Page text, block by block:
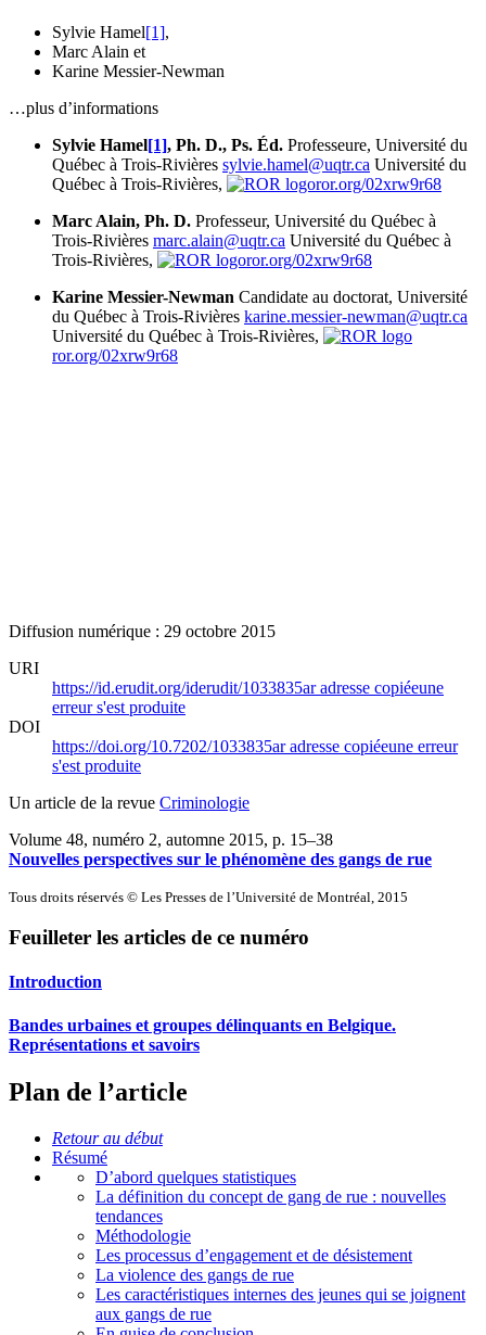
Sylvie Hamel[1],
Marc Alain et
Karine Messier-Newman
…plus d’informations
Sylvie Hamel[1], Ph. D., Ps. Éd. Professeure, Université du
Québec à Trois-Rivières sylvie.hamel@uqtr.ca Université du
Québec à Trois-Rivières,
ror.org/02xrw9r68
Marc Alain, Ph. D. Professeur, Université du Québec à
Trois-Rivières marc.alain@uqtr.ca Université du Québec à
Trois-Rivières,
ror.org/02xrw9r68
Karine Messier-Newman Candidate au doctorat, Université
du Québec à Trois-Rivières karine.messier-newman@uqtr.ca
Université du Québec à Trois-Rivières,
ror.org/02xrw9r68
Diffusion numérique : 29 octobre 2015
URI
https://id.erudit.org/iderudit/1033835aradresse copiéeune
erreur s'est produite
DOI
https://doi.org/10.7202/1033835aradresse copiéeune erreur
s'est produite
Un article de la revue Criminologie
Volume 48, numéro 2, automne 2015, p. 15–38
Nouvelles perspectives sur le phénomène des gangs de rue
Tous droits réservés © Les Presses de l’Université de Montréal, 2015
Feuilleter les articles de ce numéro
Introduction
Bandes urbaines et groupes délinquants en Belgique.
Représentations et savoirs
Plan de l’article
Retour au début
Résumé
D’abord quelques statistiques
La définition du concept de gang de rue : nouvelles
tendances
Méthodologie
Les processus d’engagement et de désistement
La violence des gangs de rue
Les caractéristiques internes des jeunes qui se joignent
aux gangs de rue